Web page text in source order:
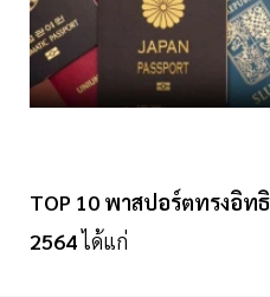
TOP 10 พาสปอร์ตทรงอิท
2564ได้แก่